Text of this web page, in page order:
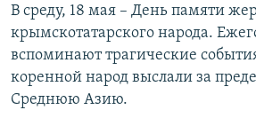
В среду, 18 мая – День памяти
крымскотатарского народа.
вспоминают трагические
коренной народ выслали за
Среднюю Азию.